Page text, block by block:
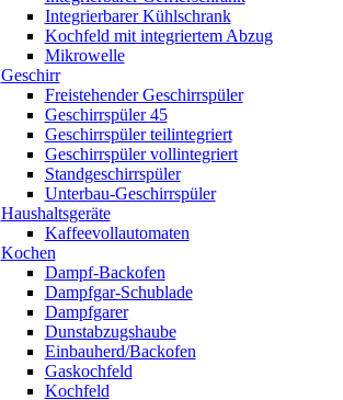
Integrierbarer Kühlschrank
Kochfeld mit integriertem Abzug
Mikrowelle
Geschirr
Freistehender Geschirrspüler
Geschirrspüler 45
Geschirrspüler teilintegriert
Geschirrspüler vollintegriert
Standgeschirrspüler
Unterbau-Geschirrspüler
Haushaltsgeräte
Kaffeevollautomaten
Kochen
Dampf-Backofen
Dampfgar-Schublade
Dampfgarer
Dunstabzugshaube
Einbauherd/Backofen
Gaskochfeld
Kochfeld